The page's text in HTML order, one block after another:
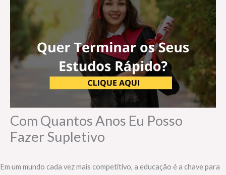
Com Quantos Anos Eu Posso
Fazer Supletivo
Em um mundo cada vez mais competitivo, a educação é a chave para